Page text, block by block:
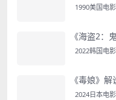
1990美国电影
《海盗2：
2022韩国电影
《毒娘》
2024日本电影